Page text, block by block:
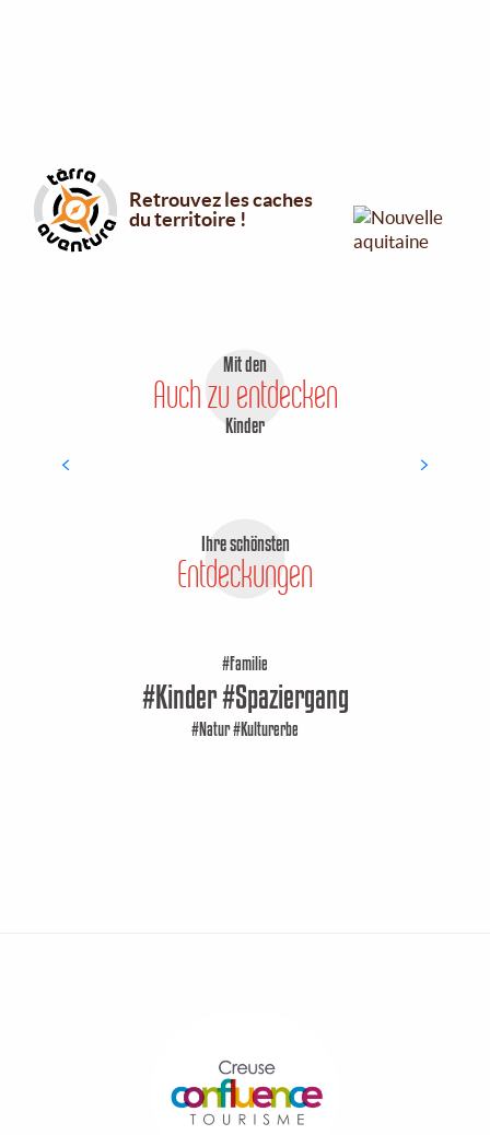
Mit den
Auch zu entdecken
Kinder
Unsere Auswahl an
Wanderungen und Mountainbike-
Ihre schönsten
Entdeckungen
#Familie
#Kinder #Spaziergang
#Natur #Kulturerbe